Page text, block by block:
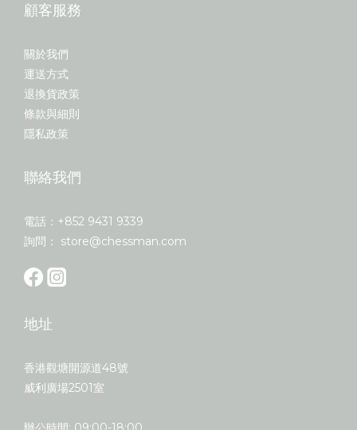
顧客服務
關於我們
運送方式
退換貨政策
條款與細則
隱私政策
聯絡我們
電話：+852 9431 9339
詢問： store@chessman.com
地址
香港觀塘開源道48號
威利廣場2501室